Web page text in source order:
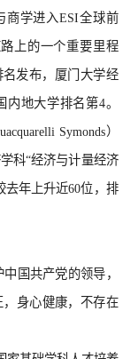
商学进入ESI全球前
上的一个重要里程
名发布，厦门大学经
地大学排名第4。
Symonds）
科“经济与计量经济
去年上升近60位，排
国共产党的领导，
身心健康，不存在